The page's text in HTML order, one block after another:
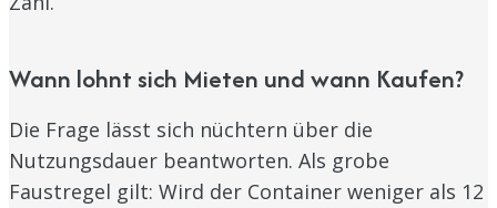
Wann lohnt sich Mieten und wann Kaufen?
Die Frage lässt sich nüchtern über die
Nutzungsdauer beantworten. Als grobe
Faustregel gilt: Wird der Container weniger als 12